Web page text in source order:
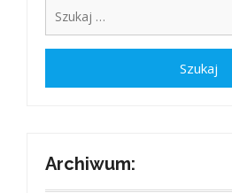
Archiwum: